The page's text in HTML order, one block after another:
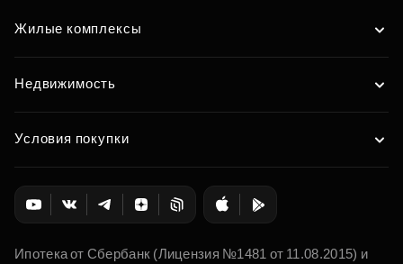
Жилые комплексы
Недвижимость
Условия покупки
Ипотека от Сбербанк (Лицензия №1481 от 11.08.2015) и